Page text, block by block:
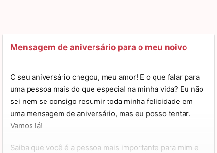
Mensagem de aniversário para o meu noivo
O seu aniversário chegou, meu amor! E o que falar para
uma pessoa mais do que especial na minha vida? Eu não
sei nem se consigo resumir toda minha felicidade em
uma mensagem de aniversário, mas eu posso tentar.
Vamos lá!
Saiba que você é a pessoa mais importante para mim e